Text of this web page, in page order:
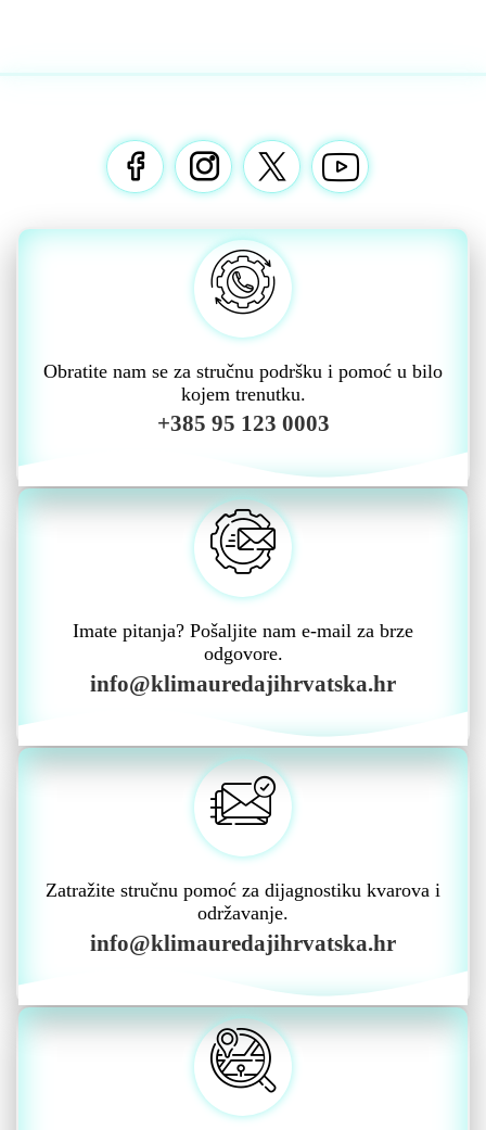
Obratite nam se za stručnu podršku i pomoć u bilo
kojem trenutku.
+385 95 123 0003
Imate pitanja? Pošaljite nam e-mail za brze
odgovore.
info@klimauredajihrvatska.hr
Zatražite stručnu pomoć za dijagnostiku kvarova i
održavanje.
info@klimauredajihrvatska.hr